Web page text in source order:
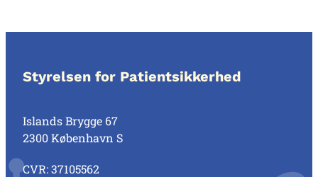
Styrelsen for Patientsikkerhed
Islands Brygge 67
2300 København S
CVR: 37105562